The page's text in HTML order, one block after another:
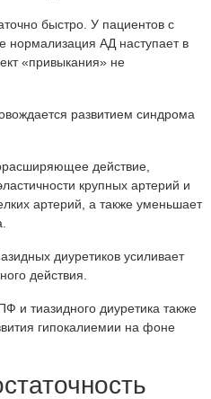
быстро. У пациентов с
нормализация АД наступает в
«привыкания» не
развитием синдрома
действие,
крупных артерий и
артерий, а также уменьшает
диуретиков усиливает
действия.
и тиазидного диуретика также
гипокалиемии на фоне